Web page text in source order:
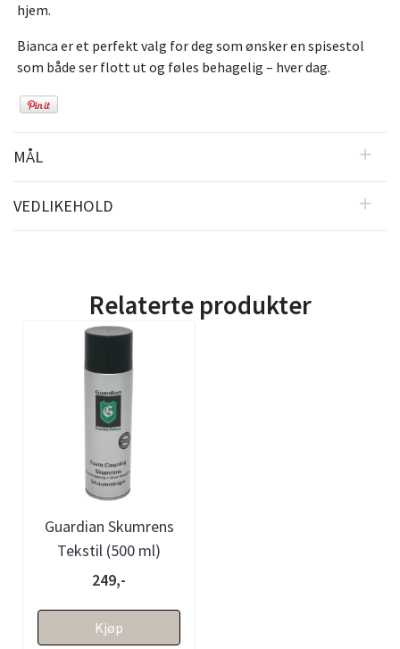
hjem.
Bianca er et perfekt valg for deg som ønsker en spisestol
som både ser flott ut og føles behagelig – hver dag.
MÅL
VEDLIKEHOLD
Relaterte produkter
Guardian Skumrens
Tekstil (500 ml)
249,-
Kjøp